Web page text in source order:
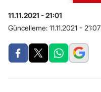
11.11.2021 - 21:01
Güncelleme: 11.11.2021 - 21:07